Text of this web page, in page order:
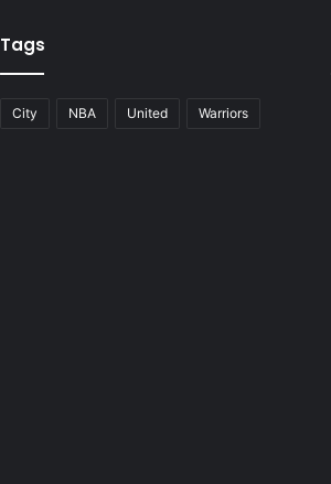
Tags
City NBA United Warriors